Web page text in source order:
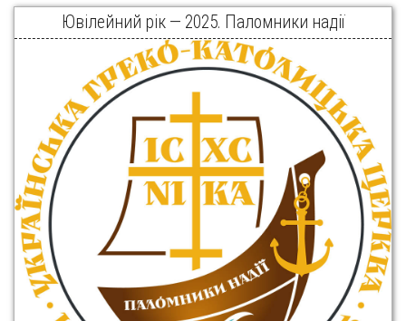
Ювілейний рік — 2025. Паломники надії